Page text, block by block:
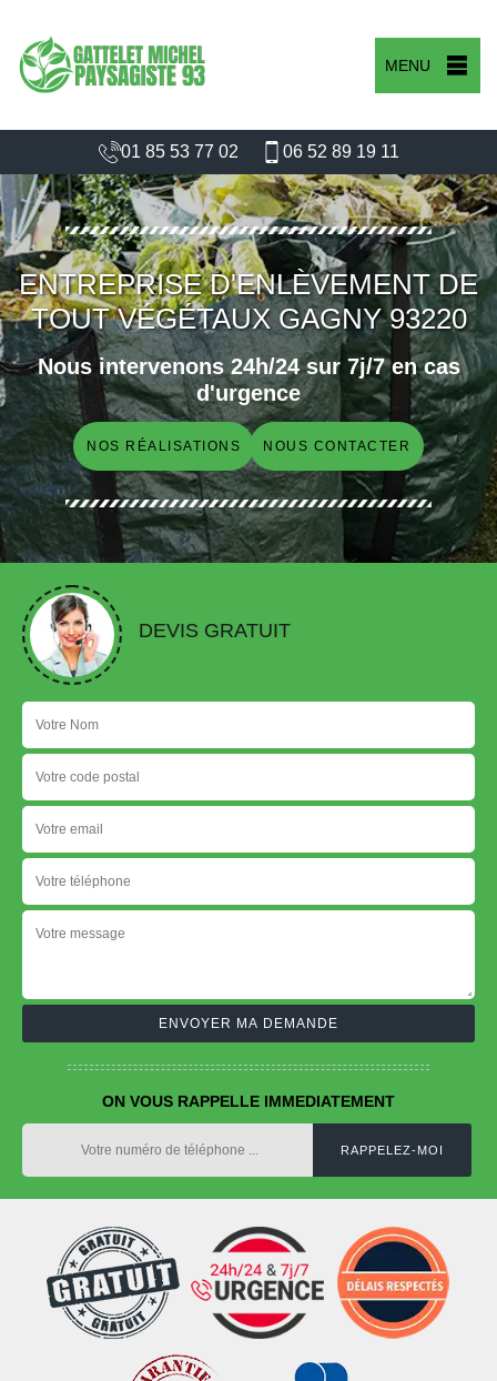
MENU
01 85 53 77 02 06 52 89 19 11
ENTREPRISE D'ENLÈVEMENT DE
TOUT VÉGÉTAUX GAGNY 93220
Nous intervenons 24h/24 sur 7j/7 en cas
d'urgence
NOS RÉALISATIONS NOUS CONTACTER
DEVIS GRATUIT
ON VOUS RAPPELLE IMMEDIATEMENT